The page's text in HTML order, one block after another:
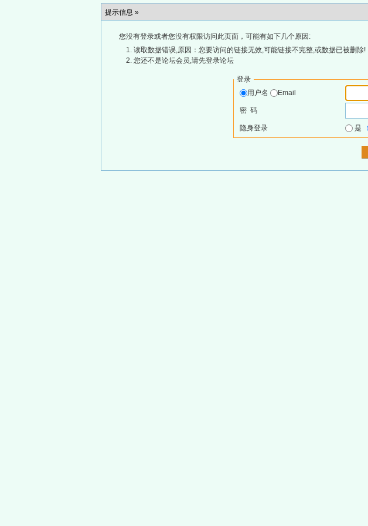
提示信息 »
您没有登录或者您没有权限访问此页面，可能有如下几个原因:
读取数据错误,原因：您要访问的链接无效,可能链接不完整,或数据已被删除!
您还不是论坛会员,请先登录论坛
登录
用户名
Email
密 码
隐身登录 是